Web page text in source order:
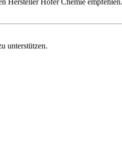
unterstützen.